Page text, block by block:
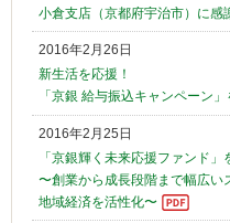
小倉支店（京都府宇治市）に感
2016年2月26日
新生活を応援！
「京銀 給与振込キャンペーン
2016年2月25日
「京銀輝く未来応援ファンド」
〜創業から成長段階まで幅広い
地域経済を活性化〜